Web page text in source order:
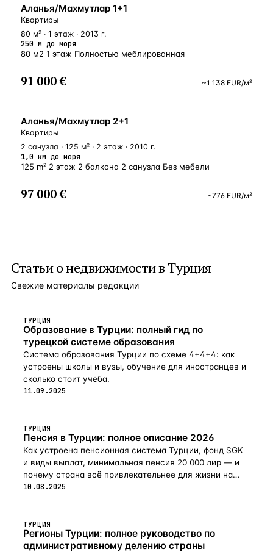
У МОРЯ
Аланья/Махмутлар 1+1
Квартиры
80 м² · 1 этаж · 2013 г.
250 м до моря
80 м2 1 этаж Полностью меблированная
91 000 € ~1 138 EUR/м²
БЛИЗКО К МОРЮ
Аланья/Махмутлар 2+1
Квартиры
2 санузла · 125 м² · 2 этаж · 2010 г.
1,0 км до моря
125 m² 2 этаж 2 балкона 2 санузла Без мебели
97 000 € ~776 EUR/м²
Статьи онедвижимости в Турция
Свежие материалы редакции
ТУРЦИЯ
Образование в Турции: полный гид по
турецкой системе образования
Система образования Турции по схеме 4+4+4: как
устроены школы и вузы, обучение для иностранцев и
сколько стоит учёба.
11.09.2025
ТУРЦИЯ
Пенсия в Турции: полное описание 2026
Как устроена пенсионная система Турции, фонд SGK
и виды выплат, минимальная пенсия 20 000 лир — и
почему страна всё привлекательнее для жизни на
пенсии в 2026-м.
10.08.2025
ТУРЦИЯ
Регионы Турции: полное руководство по
административному делению страны